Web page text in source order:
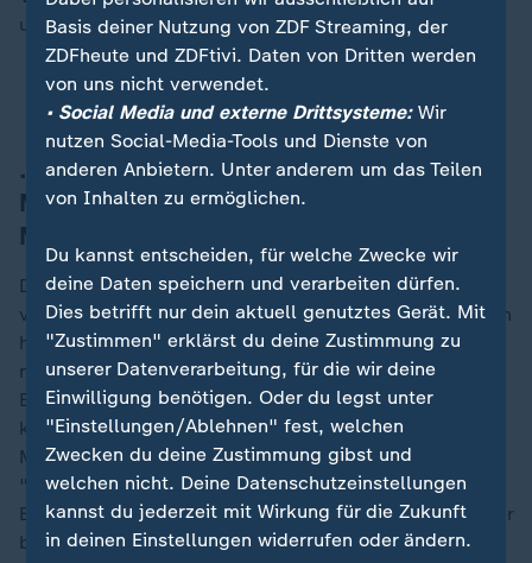
und dort auch raffiniert werden.
Was hat Trump in Venezuela vor?
… der Lage im Land und den
Machtverhältnissen um Präsident
Maduro
Die wirtschaftliche Krise habe sich dramatisch
verschärft, schildert Maihold. "Acht Millionen Personen
haben das Land verlassen und sind ins Ausland
migriert und die Überlebensbedingungen der
Bevölkerung sind wirklich sehr schwierig und
katastrophal", sagt er. Die Unterstützung für Präsident
Maduro sei stark gesunken, seine Wiederwahl 2024
"nur durch massiven Wahlbetrug" möglich gewesen.
Eine innere Spaltung des Regimes erkennt der Forscher
bislang nicht.
Basis deiner Nutzung von ZDF Streaming, der
ZDFheute und ZDFtivi. Daten von Dritten werden
von uns nicht verwendet.
• Social Media und externe Drittsysteme:Wir
nutzen Social-Media-Tools und Dienste von
anderen Anbietern. Unter anderem um das Teilen
von Inhalten zu ermöglichen.
Du kannst entscheiden, für welche Zwecke wir
deine Daten speichern und verarbeiten dürfen.
Dies betrifft nur dein aktuell genutztes Gerät. Mit
"Zustimmen" erklärst du deine Zustimmung zu
unserer Datenverarbeitung, für die wir deine
Einwilligung benötigen. Oder du legst unter
"Einstellungen/Ablehnen" fest, welchen
Zwecken du deine Zustimmung gibst und
welchen nicht. Deine Datenschutzeinstellungen
kannst du jederzeit mit Wirkung für die Zukunft
in deinen Einstellungen widerrufen oder ändern.